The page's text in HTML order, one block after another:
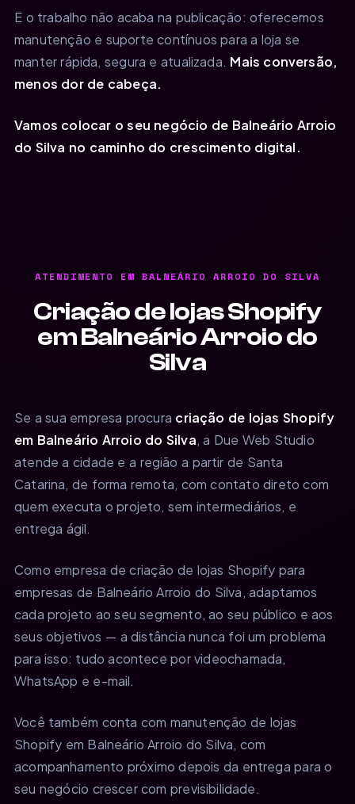
E o trabalho não acaba na publicação: oferecemos
manutenção e suporte contínuos para a loja se
manter rápida, segura e atualizada. Mais conversão,
menos dor de cabeça.
Vamos colocar o seu negócio de Balneário Arroio
do Silva no caminho do crescimento digital.
ATENDIMENTO EM BALNEÁRIO ARROIO DO SILVA
Criação de lojas Shopify
em Balneário Arroio do
Silva
Se a sua empresa procura criação de lojas Shopify
em Balneário Arroio do Silva, a Due Web Studio
atende a cidade e a região a partir de Santa
Catarina, de forma remota, com contato direto com
quem executa o projeto, sem intermediários, e
entrega ágil.
Como empresa de criação de lojas Shopify para
empresas de Balneário Arroio do Silva, adaptamos
cada projeto ao seu segmento, ao seu público e aos
seus objetivos — a distância nunca foi um problema
para isso: tudo acontece por videochamada,
WhatsApp e e-mail.
Você também conta com manutenção de lojas
Shopify em Balneário Arroio do Silva, com
acompanhamento próximo depois da entrega para o
seu negócio crescer com previsibilidade.